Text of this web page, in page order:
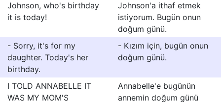
Johnson, who's birthday
it is today!
Johnson'a ithaf etmek
istiyorum. Bugün onun
doğum günü.
- Sorry, it's for my
daughter. Today's her
birthday.
- Kızım için, bugün onun
doğum günü.
I TOLD ANNABELLE IT
WAS MY MOM'S
Annabelle'e bugünün
annemin doğum günü